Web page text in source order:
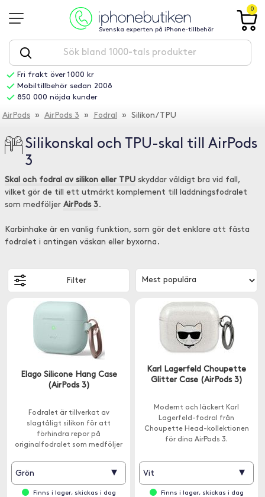
Svenska experten på iPhone-tillbehör
0
Fri frakt över 1000 kr
Mobiltillbehör sedan 2008
850 000 nöjda kunder
AirPods » AirPods 3 » Fodral » Silikon/TPU
Silikonskal och TPU-skal till AirPods
3
Skal och fodral av silikon eller TPU skyddar väldigt bra vid fall,
vilket gör de till ett utmärkt komplement till laddningsfodralet
som medföljer AirPods 3.
Karbinhake är en vanlig funktion, som gör det enklare att fästa
fodralet i antingen väskan eller byxorna.
Filter
Elago Silicone Hang Case
(AirPods 3)
Fodralet är tillverkat av
slagtåligt silikon för att
förhindra repor på
originalfodralet som medföljer
Grön ▾
Finns i lager, skickas i dag
Karl Lagerfeld Choupette
Glitter Case (AirPods 3)
Modernt och läckert Karl
Lagerfeld-fodral från
Choupette Head-kollektionen
för dina AirPods 3.
Vit ▾
Finns i lager, skickas i dag